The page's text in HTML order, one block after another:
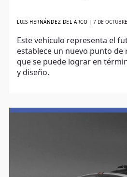
LUIS HERNÁNDEZ DEL ARCO 7 DE
Este vehículo representa el
establece un nuevo punto de
que se puede lograr en
y diseño.